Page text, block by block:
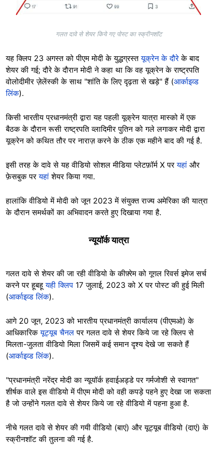
गलत दावे से शेयर किये गए पोस्ट का स्क्रीनशॉट
यह क्लिप 23 अगस्त को पीएम मोदी के युद्धग्रस्तयूक्रेन के दौरेके बाद
शेयर की गई; दौरे के दौरान मोदी ने कहा था कि वह यूक्रेन के राष्ट्रपति
वोलोदीमीर ज़ेलेंस्की के साथ "शांति के लिए दृढ़ता से खड़े" हैं (आर्काइव्ड
लिंक).
किसी भारतीय प्रधानमंत्री द्वारा यह पहली यूक्रेन यात्रा मास्को में एक
बैठक के दौरान रूसी राष्ट्रपति व्लादिमीर पुतिन को गले लगाकर मोदी द्वारा
यूक्रेन को कथित तौर पर नाराज़ करने के ठीक एक महीने बाद की गई है.
इसी तरह के दावे से यह वीडियो सोशल मीडिया प्लेटफ़ॉर्म X परयहां और
फ़ेसबुक परयहां शेयर किया गया.
हालांकि वीडियो में मोदी को जून 2023 में संयुक्त राज्य अमेरिका की यात्रा
के दौरान समर्थकों का अभिवादन करते हुए दिखाया गया है.
न्यूयॉर्क यात्रा
गलत दावे से शेयर की जा रही वीडियो के कीफ़्रेम को गूगल रिवर्स इमेज सर्च
करने पर हूबहूयही क्लिप 17 जुलाई, 2023 को X पर पोस्ट की हुई मिली
(आर्काइव्ड लिंक).
आगे 20 जून, 2023 को भारतीय प्रधानमंत्री कार्यालय (पीएमओ) के
आधिकारिकयूट्यूब चैनल पर गलत दावे से शेयर किये जा रहे क्लिप से
मिलता-जुलता वीडियो मिला जिसमें कई समान दृश्य देखे जा सकते हैं
(आर्काइव्ड लिंक).
"प्रधानमंत्री नरेंद्र मोदी का न्यूयॉर्क हवाईअड्डे पर गर्मजोशी से स्वागत"
शीर्षक वाले इस वीडियो में पीएम मोदी को वही कपड़े पहने हुए देखा जा सकता
है जो उन्होंने गलत दावे से शेयर किये जा रहे वीडियो में पहना हुआ है.
नीचे गलत दावे से शेयर की गयी वीडियो (बाएं) और यूट्यूब वीडियो (दाएं) के
स्क्रीनशॉट की तुलना की गई है.